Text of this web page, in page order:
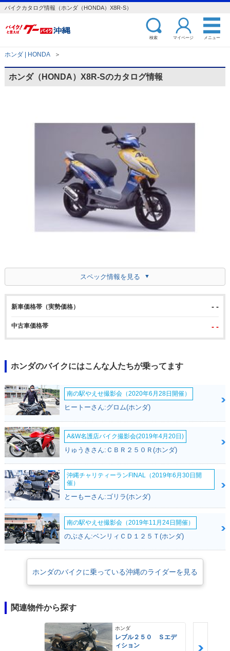
バイクカタログ情報（ホンダ（HONDA）X8R-S）
検索 マイページ メニュー
ホンダ | HONDA ＞
ホンダ（HONDA）X8R-Sのカタログ情報
スペック情報を見る
新車価格帯（実勢価格） - -
中古車価格帯 - -
ホンダのバイクにはこんな人たちが乗ってます
南の駅やえせ撮影会（2020年6月28日開催）
ヒートーさん:グロム(ホンダ)
A&W名護店バイク撮影会(2019年4月20日)
りゅうきさん:ＣＢＲ２５０Ｒ(ホンダ)
沖縄チャリティーランFINAL（2019年6月30日開
催）
とーもーさん:ゴリラ(ホンダ)
南の駅やえせ撮影会（2019年11月24日開催）
のぶさん:ベンリィＣＤ１２５Ｔ(ホンダ)
ホンダのバイクに乗っている沖縄のライダーを見る
関連物件から探す
ホンダ
レブル２５０ Ｓエデ
ィション